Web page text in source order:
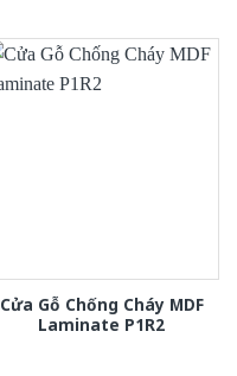
Cửa Gỗ Chống Cháy MDF
Laminate P1R2